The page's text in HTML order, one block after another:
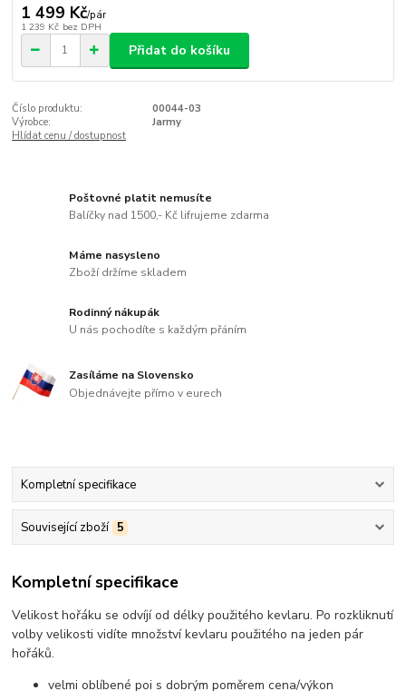
1 499 Kč/pár
1 239 Kč bez DPH
Přidat do košíku
Číslo produktu:
00044-03
Výrobce:
Jarmy
Hlídat cenu / dostupnost
Poštovné platit nemusíte
Balíčky nad 1500,- Kč lifrujeme zdarma
Máme nasysleno
Zboží držíme skladem
Rodinný nákupák
U nás pochodíte s každým přáním
Zasíláme na Slovensko
Objednávejte přímo v eurech
Kompletní specifikace
Související zboží 5
Kompletní specifikace
Velikost hořáku se odvíjí od délky použitého kevlaru. Po rozkliknutí
volby velikosti vidíte množství kevlaru použitého na jeden pár
hořáků.
velmi oblíbené poi s dobrým poměrem cena/výkon